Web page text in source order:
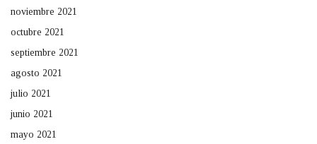
noviembre 2021
octubre 2021
septiembre 2021
agosto 2021
julio 2021
junio 2021
mayo 2021